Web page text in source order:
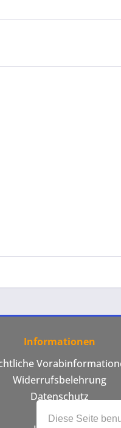
Diese Seite
Informationen
Widerrufsbelehrung
Datenschutz
AGB